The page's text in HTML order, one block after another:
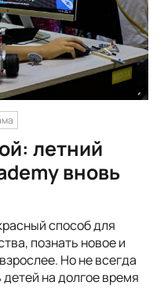
летний
вновь
способ для
познать новое и
Но не всегда
на долгое время